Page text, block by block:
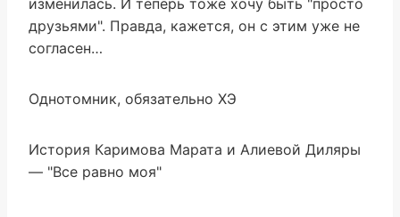
изменилась. И теперь тоже хочу быть "просто
друзьями". Правда, кажется, он с этим уже не
согласен…
Однотомник, обязательно ХЭ
История Каримова Марата и Алиевой Диляры
— "Все равно моя"